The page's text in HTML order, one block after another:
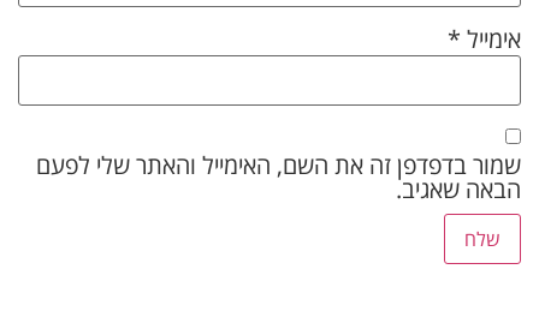
אימייל *
שמור בדפדפן זה את השם, האימייל והאתר שלי לפעם
הבאה שאגיב.